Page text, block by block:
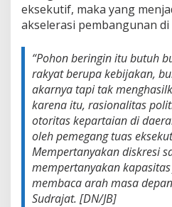
n
j
a
A
k
a
r
"
eksekutif, maka yang
akselerasi pembangunan
“Pohon beringin itu butuh
rakyat berupa kebijakan,
akarnya tapi tak
karena itu, rasionalitas
otoritas kepartaian di
oleh pemegang tuas
Mempertanyakan diskresi
mempertanyakan
membaca arah masa
Sudrajat. [DN/JB]